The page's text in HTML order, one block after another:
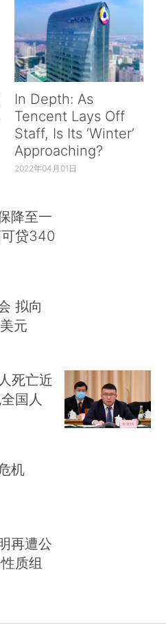
In Depth: As
Tencent Lays Off
Staff, Is Its ‘Winter’
Approaching?
2022年04月01日
降至一
贷340
拟向
元
死亡近
国人
机
再遭公
质组